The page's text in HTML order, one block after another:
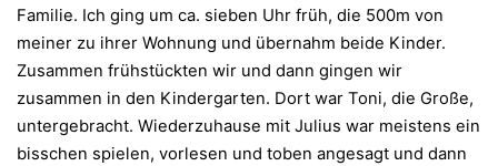
Familie. Ich ging um ca. sieben Uhr früh, die 500m von
meiner zu ihrer Wohnung und übernahm beide Kinder.
Zusammen frühstückten wir und dann gingen wir
zusammen in den Kindergarten. Dort war Toni, die Große,
untergebracht. Wiederzuhause mit Julius war meistens ein
bisschen spielen, vorlesen und toben angesagt und dann